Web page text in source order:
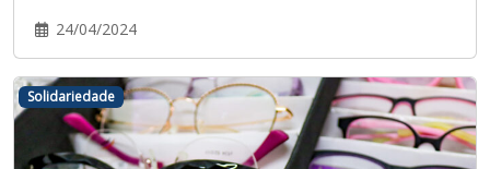
24/04/2024
Solidariedade